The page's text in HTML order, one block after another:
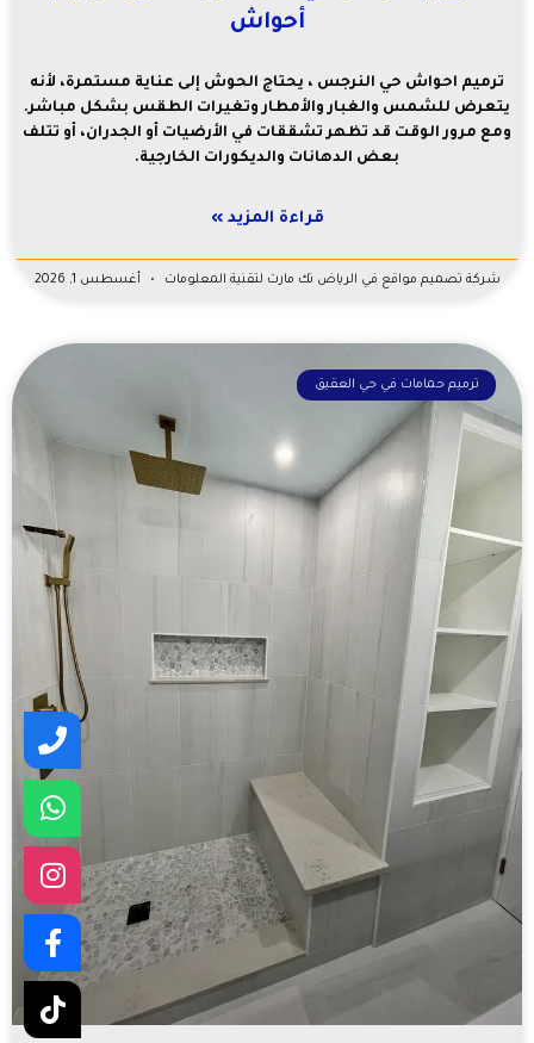
أحواش
ترميم احواش حي النرجس ، يحتاج الحوش إلى عناية مستمرة، لأنه
يتعرض للشمس والغبار والأمطار وتغيرات الطقس بشكل مباشر.
ومع مرور الوقت قد تظهر تشققات في الأرضيات أو الجدران، أو تتلف
بعض الدهانات والديكورات الخارجية.
قراءة المزيد »
شركة تصميم مواقع في الرياض تك مارت لتقنية المعلومات أغسطس 1, 2026
ترميم حمامات في حي العقيق